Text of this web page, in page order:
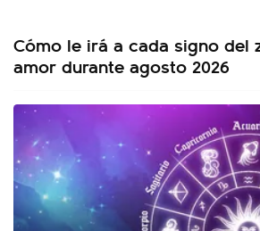
Cómo le irá a cada signo del
amor durante agosto 2026